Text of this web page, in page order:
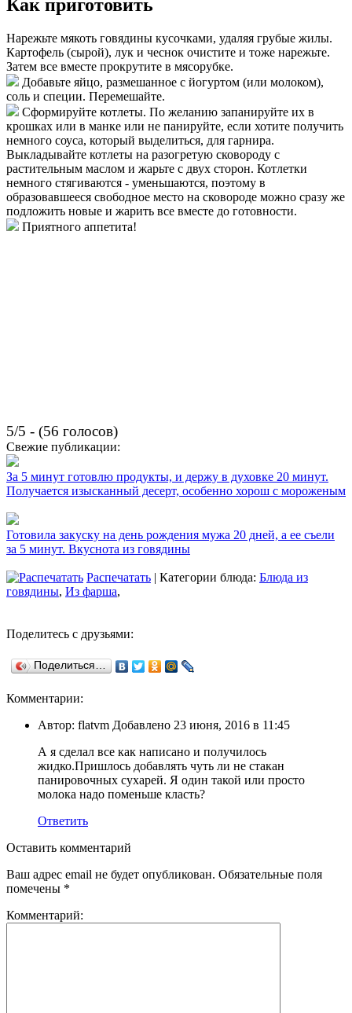
Как приготовить
Нарежьте мякоть говядины кусочками, удаляя грубые жилы.
Картофель (сырой), лук и чеснок очистите и тоже нарежьте.
Затем все вместе прокрутите в мясорубке.
Добавьте яйцо, размешанное с йогуртом (или молоком),
соль и специи. Перемешайте.
Сформируйте котлеты. По желанию запанируйте их в
крошках или в манке или не панируйте, если хотите получить
немного соуса, который выделиться, для гарнира.
Выкладывайте котлеты на разогретую сковороду с
растительным маслом и жарьте с двух сторон. Котлетки
немного стягиваются - уменьшаются, поэтому в
образовавшееся свободное место на сковороде можно сразу же
подложить новые и жарить все вместе до готовности.
Приятного аппетита!
5/5 - (56 голосов)
Свежие публикации:
За 5 минут готовлю продукты, и держу в духовке 20 минут.
Получается изысканный десерт, особенно хорош с мороженым
Готовила закуску на день рождения мужа 20 дней, а ее съели
за 5 минут. Вкуснота из говядины
Распечатать | Категории блюда: Блюда из
говядины, Из фарша,
Поделитесь с друзьями:
Поделиться…
Комментарии:
Автор: flatvm Добавлено 23 июня, 2016 в 11:45
А я сделал все как написано и получилось
жидко.Пришлось добавлять чуть ли не стакан
панировочных сухарей. Я один такой или просто
молока надо поменьше класть?
Ответить
Оставить комментарий
Ваш адрес email не будет опубликован. Обязательные поля
помечены *
Комментарий: